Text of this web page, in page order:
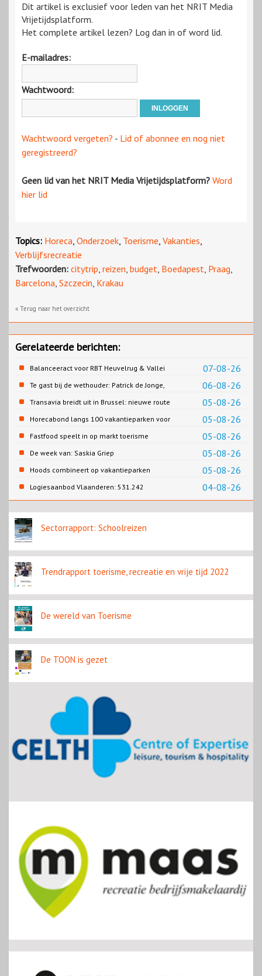
Dit artikel is exclusief voor leden van het NRIT Media
Vrijetijdsplatform.
Het complete artikel lezen? Log dan in of word lid.
E-mailadres:
Wachtwoord:
Wachtwoord vergeten? - Lid of abonnee en nog niet
geregistreerd?
Geen lid van het NRIT Media Vrijetijdsplatform? Word
hier lid
Topics: Horeca, Onderzoek, Toerisme, Vakanties,
Verblijfsrecreatie
Trefwoorden: citytrip, reizen, budget, Boedapest, Praag,
Barcelona, Szczecin, Krakau
« Terug naar het overzicht
Gerelateerde berichten:
07-08-26
Balanceeract voor RBT Heuvelrug & Vallei
06-08-26
Te gast bij de wethouder: Patrick de Jonge,
Gemeente Emmen
05-08-26
Transavia breidt uit in Brussel: nieuwe route
naar Porto
05-08-26
Horecabond langs 100 vakantieparken voor
Cao-recreatie
05-08-26
Fastfood speelt in op markt toerisme
05-08-26
De week van: Saskia Griep
05-08-26
Hoods combineert op vakantieparken
recreatie en wonen
04-08-26
Logiesaanbod Vlaanderen: 531.242
slaapplaatsen
Sectorrapport: Schoolreizen
Trendrapport toerisme, recreatie en vrije tijd 2022
De wereld van Toerisme
De TOON is gezet